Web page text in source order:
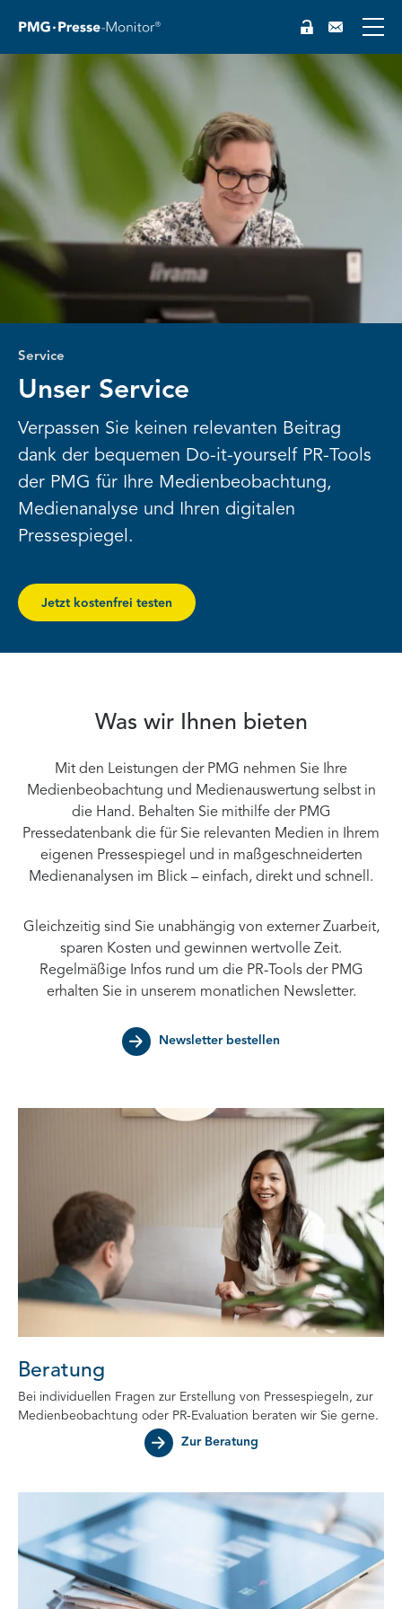
Service
Unser Service
Verpassen Sie keinen relevanten Beitrag
dank der bequemen Do-it-yourself PR-Tools
der PMG für Ihre Medienbeobachtung,
Medienanalyse und Ihren digitalen
Pressespiegel.
Jetzt kostenfrei testen
Was wir Ihnen bieten
Mit den Leistungen der PMG nehmen Sie Ihre
Medienbeobachtung und Medienauswertung selbst in
die Hand. Behalten Sie mithilfe der PMG
Pressedatenbank die für Sie relevanten Medien in Ihrem
eigenen Pressespiegel und in maßgeschneiderten
Medienanalysen im Blick – einfach, direkt und schnell.
Gleichzeitig sind Sie unabhängig von externer Zuarbeit,
sparen Kosten und gewinnen wertvolle Zeit.
Regelmäßige Infos rund um die PR-Tools der PMG
erhalten Sie in unserem monatlichen Newsletter.
Newsletter bestellen
Beratung
Bei individuellen Fragen zur Erstellung von Pressespiegeln, zur
Medienbeobachtung oder PR-Evaluation beraten wir Sie gerne.
Zur Beratung